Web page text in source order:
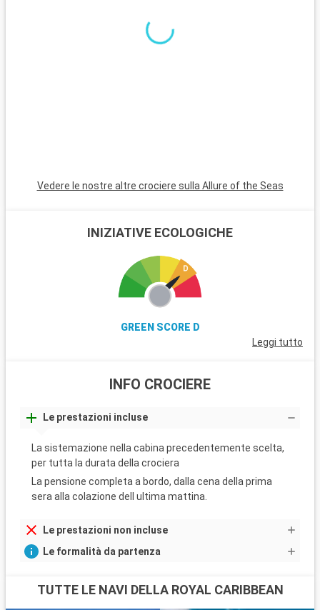
subacquea indimenticabile. Queste destinazioni nei dintorni di
Miami rivelano la bellezza naturale e la diversità culturale della
Vedere le nostre altre crociere sulla Allure of the Seas
INIZIATIVE ECOLOGICHE
GREEN SCORE D
Leggi tutto
INFO CROCIERE
Le prestazioni incluse
La sistemazione nella cabina precedentemente scelta,
per tutta la durata della crociera
La pensione completa a bordo, dalla cena della prima
sera alla colazione dell ultima mattina.
Le prestazioni non incluse
Le formalità da partenza
TUTTE LE NAVI DELLA ROYAL CARIBBEAN